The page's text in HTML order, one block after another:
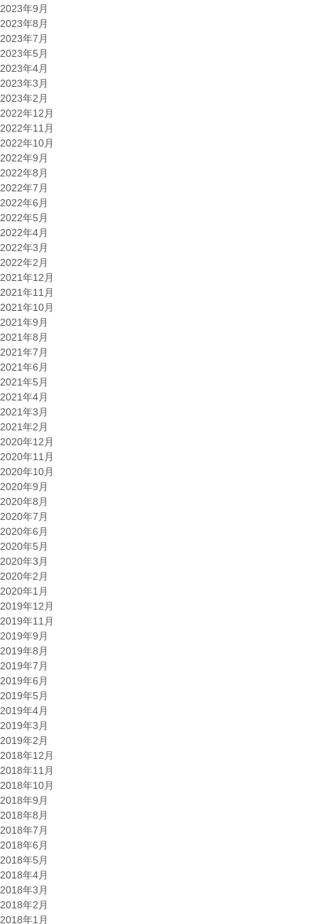
2023年9月
2023年8月
2023年7月
2023年5月
2023年4月
2023年3月
2023年2月
2022年12月
2022年11月
2022年10月
2022年9月
2022年8月
2022年7月
2022年6月
2022年5月
2022年4月
2022年3月
2022年2月
2021年12月
2021年11月
2021年10月
2021年9月
2021年8月
2021年7月
2021年6月
2021年5月
2021年4月
2021年3月
2021年2月
2020年12月
2020年11月
2020年10月
2020年9月
2020年8月
2020年7月
2020年6月
2020年5月
2020年3月
2020年2月
2020年1月
2019年12月
2019年11月
2019年9月
2019年8月
2019年7月
2019年6月
2019年5月
2019年4月
2019年3月
2019年2月
2018年12月
2018年11月
2018年10月
2018年9月
2018年8月
2018年7月
2018年6月
2018年5月
2018年4月
2018年3月
2018年2月
2018年1月